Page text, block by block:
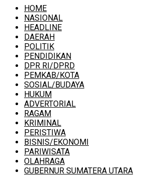
HOME
NASIONAL
HEADLINE
DAERAH
POLITIK
PENDIDIKAN
DPR RI/DPRD
PEMKAB/KOTA
SOSIAL/BUDAYA
HUKUM
ADVERTORIAL
RAGAM
KRIMINAL
PERISTIWA
BISNIS/EKONOMI
PARIWISATA
OLAHRAGA
GUBERNUR SUMATERA UTARA